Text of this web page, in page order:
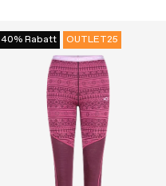
40% Rabatt OUTLET25